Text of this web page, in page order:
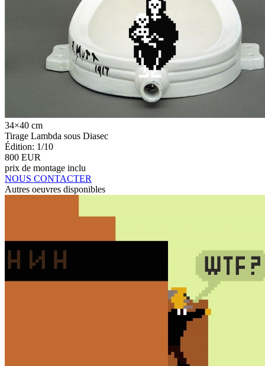
34×40 cm
Tirage Lambda sous Diasec
Édition: 1/10
800 EUR
prix de montage inclu
NOUS CONTACTER
Autres oeuvres disponibles